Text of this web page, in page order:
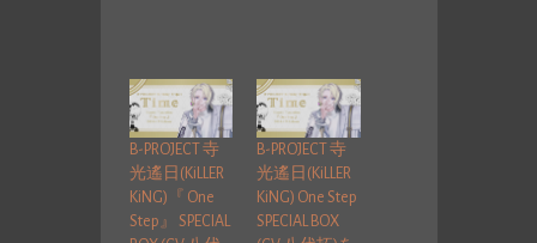
B-PROJECT 寺
光遙日(KiLLER
KiNG)『 One
Step』 SPECIAL
B-PROJECT 寺
光遙日(KiLLER
KiNG) One Step
SPECIAL BOX